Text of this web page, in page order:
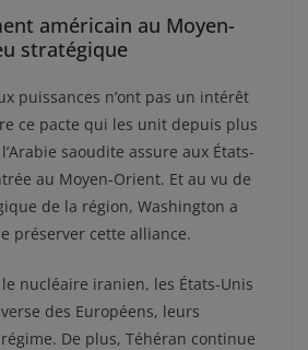
américain au Moyen-
stratégique
puissances n’ont pas un intérêt
ce pacte qui les unit depuis plus
saoudite assure aux États-
au Moyen-Orient. Et au vu de
de la région, Washington a
préserver cette alliance.
nucléaire iranien, les États-Unis
des Européens, leurs
De plus, Téhéran continue